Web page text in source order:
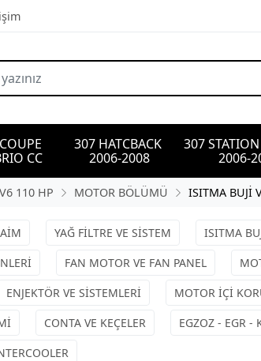
CC
307 HATCBACK
2006-2008
307
2006-
110 HP MOTOR BÖLÜMÜ ISITMA BUJİ
YAĞ FİLTRE VE SİSTEM ISITMA
FAN MOTOR VE FAN PANEL
ENJEKTÖR VE SİSTEMLERİ MOTOR İÇİ
CONTA VE KEÇELER EGZOZ - EGR -